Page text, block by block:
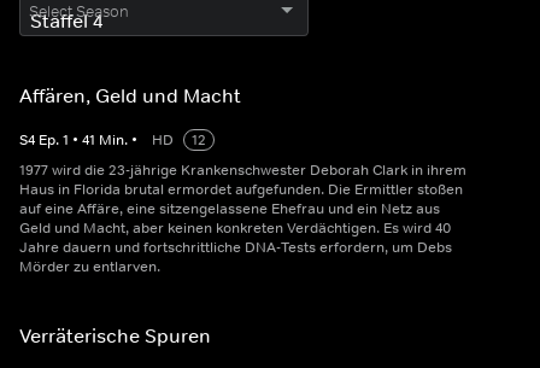
Select Season
Affären, Geld und Macht
S4 Ep.1 • 41 Min. • HD
12
1977 wird die 23-jährige Krankenschwester Deborah Clark in ihrem
Haus in Florida brutal ermordet aufgefunden. Die Ermittler stoßen
auf eine Affäre, eine sitzengelassene Ehefrau und ein Netz aus
Geld und Macht, aber keinen konkreten Verdächtigen. Es wird 40
Jahre dauern und fortschrittliche DNA-Tests erfordern, um Debs
Mörder zu entlarven.
Verräterische Spuren